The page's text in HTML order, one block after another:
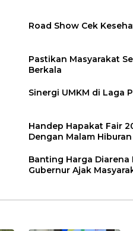
Road Show Cek
Pastikan Masyarakat
Berkala
Sinergi UMKM di Laga
Handep Hapakat Fair
Dengan Malam
Banting Harga Diarena
Gubernur Ajak